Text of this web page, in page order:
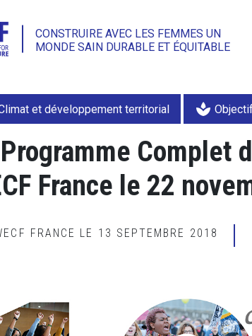
CONSTRUIRE AVEC LES FEMMES UN
MONDE SAIN DURABLE ET ÉQUITABLE
et développement territorial spa
Complet
France le 22
FRANCE LE 13 SEPTEMBRE 2018